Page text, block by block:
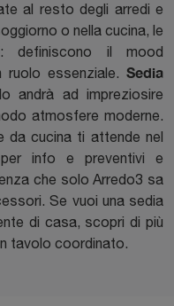
al resto degli arredi e
o nella cucina, le
definiscono il mood
ruolo essenziale. Sedia
andrà ad impreziosire
atmosfere moderne.
cucina ti attende nel
info e preventivi e
che solo Arredo3 sa
Se vuoi una sedia
di casa, scopri di più
tavolo coordinato.